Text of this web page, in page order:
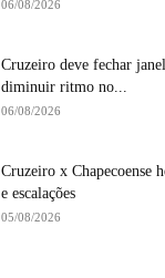
06/08/2026
Cruzeiro deve fechar
diminuir ritmo no...
06/08/2026
Cruzeiro x Chapecoense
e escalações
05/08/2026